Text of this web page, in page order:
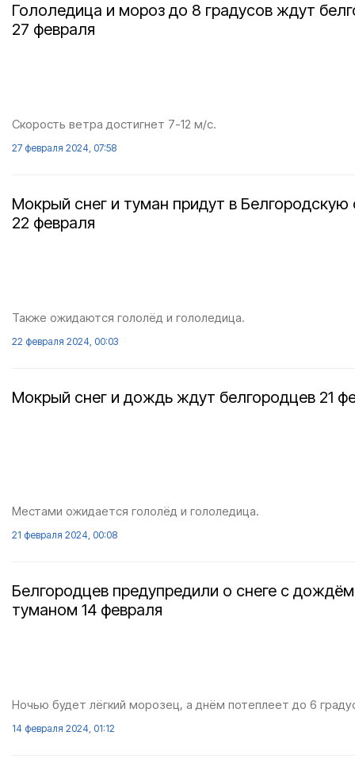
Гололедица и мороз до 8 градусов ждут
27 февраля
Скорость ветра достигнет 7-12 м/с.
27 февраля 2024, 07:58
Мокрый снег и туман придут в Белгородскую
22 февраля
Также ожидаются гололёд и гололедица.
22 февраля 2024, 00:03
Мокрый снег и дождь ждут белгородцев 21
Местами ожидается гололёд и гололедица.
21 февраля 2024, 00:08
Белгородцев предупредили о снеге с
туманом 14 февраля
Ночью будет лёгкий морозец, а днём потеплеет до 6
14 февраля 2024, 01:12